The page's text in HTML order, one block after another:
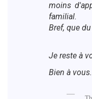
moins
familial.
Bref, que
Je reste à
Bien à vous.